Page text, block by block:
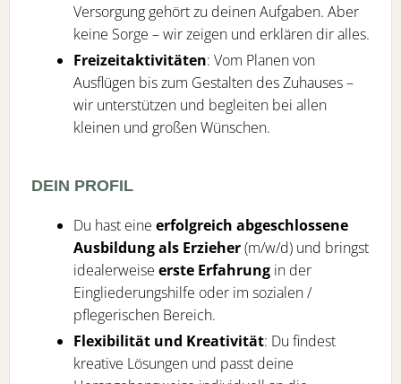
Versorgung gehört zu deinen Aufgaben. Aber
keine Sorge – wir zeigen und erklären dir alles.
Freizeitaktivitäten: Vom Planen von
Ausflügen bis zum Gestalten des Zuhauses –
wir unterstützen und begleiten bei allen
kleinen und großen Wünschen.
DEIN PROFIL
Du hast eine erfolgreich abgeschlossene
Ausbildung als Erzieher(m/w/d) und bringst
idealerweise erste Erfahrung in der
Eingliederungshilfe oder im sozialen /
pflegerischen Bereich.
Flexibilität und Kreativität: Du findest
kreative Lösungen und passt deine